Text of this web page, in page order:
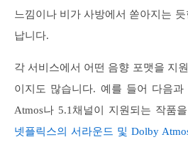
느낌이나 비가 사방에서 쏟아지는
납니다.
각 서비스에서 어떤 음향 포맷을 지
이지도 많습니다. 예를 들어 다음
Atmos나 5.1채널이 지원되는 작품
넷플릭스의 서라운드 및 Dolby